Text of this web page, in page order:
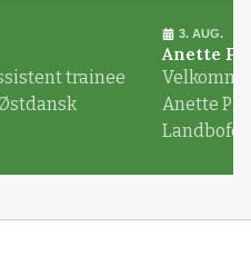
trainee
3. AUG.
Anette
Anette